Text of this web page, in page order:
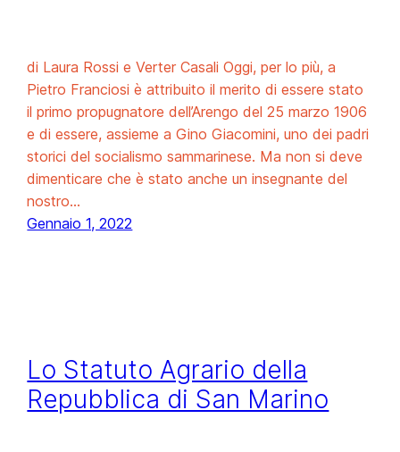
di Laura Rossi e Verter Casali Oggi, per lo più, a
Pietro Franciosi è attribuito il merito di essere stato
il primo propugnatore dell’Arengo del 25 marzo 1906
e di essere, assieme a Gino Giacomini, uno dei padri
storici del socialismo sammarinese. Ma non si deve
dimenticare che è stato anche un insegnante del
nostro…
Gennaio 1, 2022
Lo Statuto Agrario della
Repubblica di San Marino